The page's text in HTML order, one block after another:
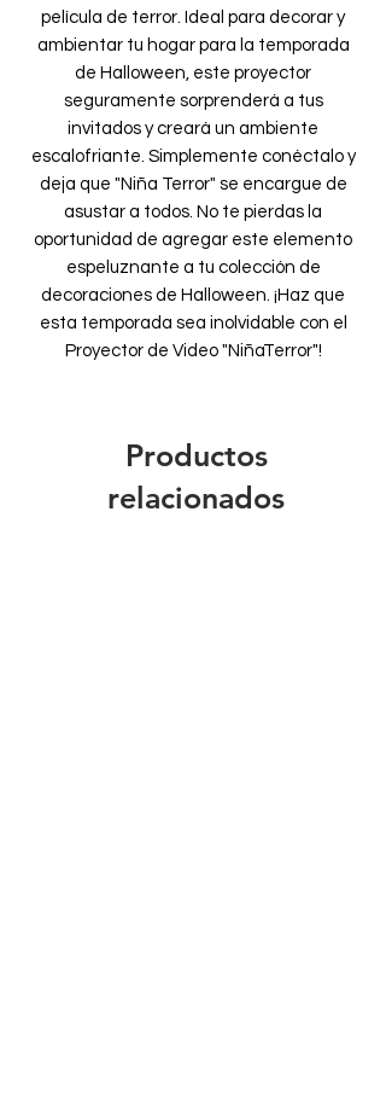
película de terror. Ideal para decorar y
ambientar tu hogar para la temporada
de Halloween, este proyector
seguramente sorprenderá a tus
invitados y creará un ambiente
escalofriante. Simplemente conéctalo y
deja que "Niña Terror" se encargue de
asustar a todos. No te pierdas la
oportunidad de agregar este elemento
espeluznante a tu colección de
decoraciones de Halloween. ¡Haz que
esta temporada sea inolvidable con el
Proyector de Video "NiñaTerror"!
Productos
relacionados